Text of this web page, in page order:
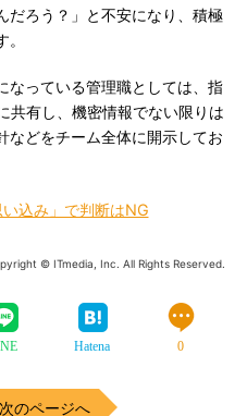
だろう？」と不安になり、積極
っている管理職としては、指
共有し、機密情報でない限りは
などをチーム全体に開示してお
い込み」で判断はNG
© ITmedia, Inc. All Rights Reserved.
Hatena 0
次のページへ